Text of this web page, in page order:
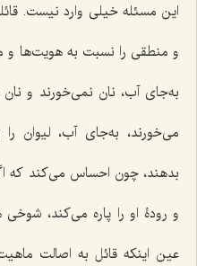
این مسئله خیلی وارد نیست.
و منطقی را نسبت به هویت‌ها و
به‌جای آب، نان نمی‌خورند و
می‌خورند، به‌جای آب، لیوان
بدهند، چون احساس می‌کند که
و رودۀ او را پاره می‌کند،
عین اینکه قائل به اصالت